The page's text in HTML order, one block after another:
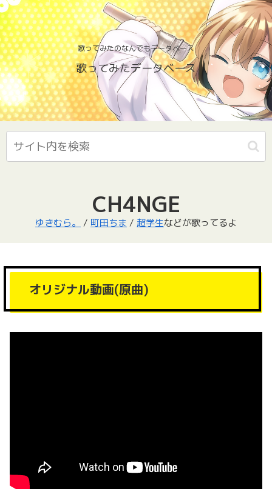
歌ってみたのなんでもデータベース
歌ってみたデータベース
CH4NGE
ゆきむら。 / 町田ちま / 超学生などが歌ってるよ
オリジナル動画(原曲)